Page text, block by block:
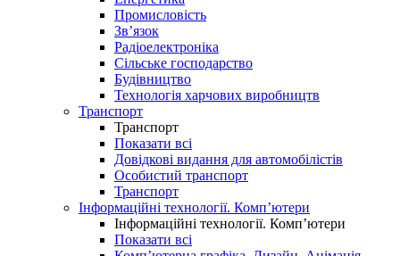
Промисловість
Зв’язок
Радіоелектроніка
Сільське господарство
Будівництво
Технологія харчових виробництв
Транспорт
Транспорт
Показати всі
Довідкові видання для автомобілістів
Особистий транспорт
Транспорт
Інформаційні технології. Комп’ютери
Інформаційні технології. Комп’ютери
Показати всі